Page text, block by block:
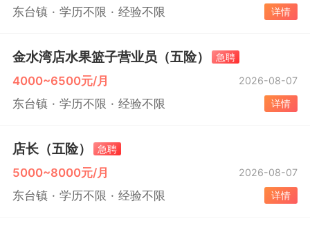
东台镇 学历不限 经验不限 详情
金水湾店水果篮子营业员（五险） 急聘
4000~6500元/月 2026-08-07
东台镇 学历不限 经验不限 详情
店长（五险） 急聘
5000~8000元/月 2026-08-07
东台镇 学历不限 经验不限 详情